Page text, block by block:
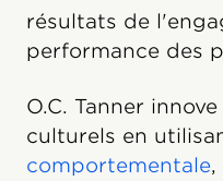
résultats de
performance des
O.C. Tanner
culturels en
comportementale,